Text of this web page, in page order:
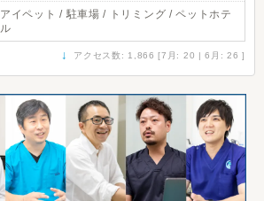
アイペット / 駐車場 / トリミング / ペットホテ
ル
↓ アクセス数: 1,866 [7月: 20 | 6月: 26 ]